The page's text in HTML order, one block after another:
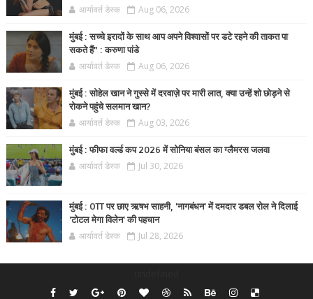
आर्यावर्त डेस्क Aug 06, 2026
मुंबई : सच्चे इरादों के साथ आप अपने विश्वासों पर डटे रहने की ताकत पा
सकते हैं” : करुणा पांडे
आर्यावर्त डेस्क Aug 06, 2026
मुंबई : सोहेल खान ने गुस्से में दरवाज़े पर मारी लात, क्या उन्हें शो छोड़ने से
रोकने पहुंचे सलमान खान?
आर्यावर्त डेस्क Aug 03, 2026
मुंबई : फीफा वर्ल्ड कप 2026 में सोनिया बंसल का ग्लैमरस जलवा
आर्यावर्त डेस्क Jul 30, 2026
मुंबई : OTT पर छाए ऋषभ साहनी, 'नागबंधन' में दमदार डबल रोल ने दिलाई
'टोटल मेगा विलेन' की पहचान
आर्यावर्त डेस्क Jul 28, 2026